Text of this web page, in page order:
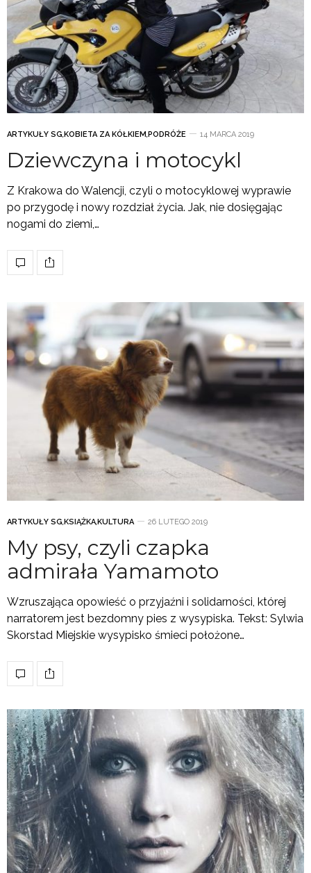
ARTYKUŁY SG,KOBIETA ZA KÓŁKIEM,PODRÓŻE 14 MARCA 2019
Dziewczyna i motocykl
Z Krakowa do Walencji, czyli o motocyklowej wyprawie
po przygodę i nowy rozdział życia. Jak, nie dosięgając
nogami do ziemi,…
ARTYKUŁY SG KSIĄŻKAKULTURA 26 LUTEGO 2019
My psy, czyli czapka
admirała Yamamoto
Wzruszająca opowieść o przyjaźni i solidarności, której
narratorem jest bezdomny pies z wysypiska. Tekst: Sylwia
Skorstad Miejskie wysypisko śmieci położone…